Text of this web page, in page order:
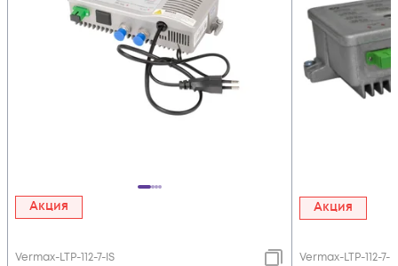
Акция
Vermax-LTP-112-7-IS
Акция
Vermax-LTP-112-7-